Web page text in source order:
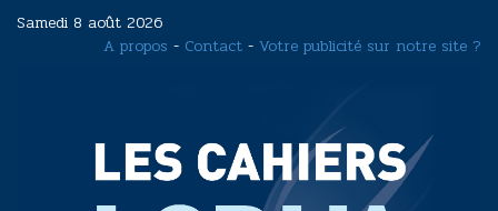
Samedi 8 août 2026
A propos - Contact - Votre publicité sur notre site ?